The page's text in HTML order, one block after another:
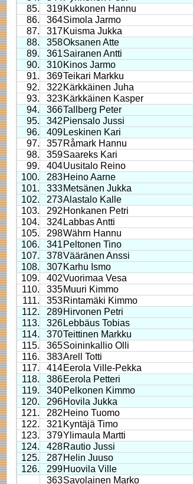
85.
319Kukkonen Hannu
86.
364Simola Jarmo
87.
317Kuisma Jukka
88.
358Oksanen Atte
89.
361Sairanen Antti
90.
310Kinos Jarmo
91.
369Teikari Markku
92.
322 Kärkkäinen Juha
93.
323Kärkkäinen Kasper
94.
366Tallberg Peter
95.
342 Piensalo Jussi
96.
409 Leskinen Kari
97.
357Råmark Hannu
98.
359Saareks Kari
99.
404Uusitalo Reino
100.
283Heino Aarne
101.
333Metsänen Jukka
102.
273Alastalo Kalle
103.
292 Honkanen Petri
104.
324 Labbas Antti
105.
298Währn Hannu
106.
341 Peltonen Tino
107.
378Vääränen Anssi
108.
307Karhu Ismo
109.
402Vuorimaa Vesa
110.
335Muuri Kimmo
111.
353Rintamäki Kimmo
112.
289Hirvonen Petri
113.
326 Lebbäus Tobias
114.
370Teittinen Markku
115.
365Soininkallio Olli
116.
383Arell Totti
117.
414Eerola Ville-Pekka
118.
386Eerola Petteri
119.
340Pelkonen Kimmo
120.
296Hovila Jukka
121.
282 Heino Tuomo
122.
321 Kyntäjä Timo
123.
379Ylimaula Martti
124.
428Rautio Jussi
125.
287Helin Juuso
126.
299Huovila Ville
363Savolainen Marko